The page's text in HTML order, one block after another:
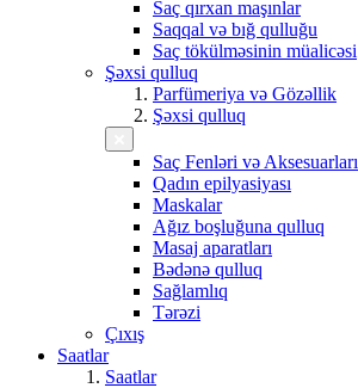
Saç qırxan maşınlar
Saqqal və bığ qulluğu
Saç tökülməsinin müalicəsi
Şəxsi qulluq
Parfümeriya və Gözəllik
Şəxsi qulluq
Saç Fenləri və Aksesuarları
Qadın epilyasiyası
Maskalar
Ağız boşluğuna qulluq
Masaj aparatları
Bədənə qulluq
Sağlamlıq
Tərəzi
Çıxış
Saatlar
Saatlar